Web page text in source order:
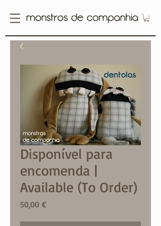
Disponível para
encomenda |
Available (To Order)
50,00 €Price